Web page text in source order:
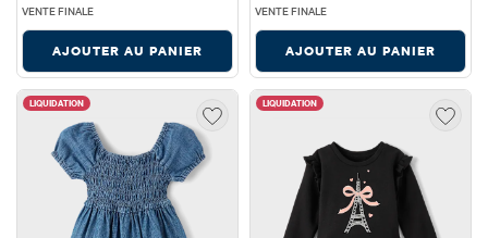
VENTE FINALE
AJOUTER AU PANIER
VENTE FINALE
AJOUTER AU PANIER
LIQUIDATION LIQUIDATION